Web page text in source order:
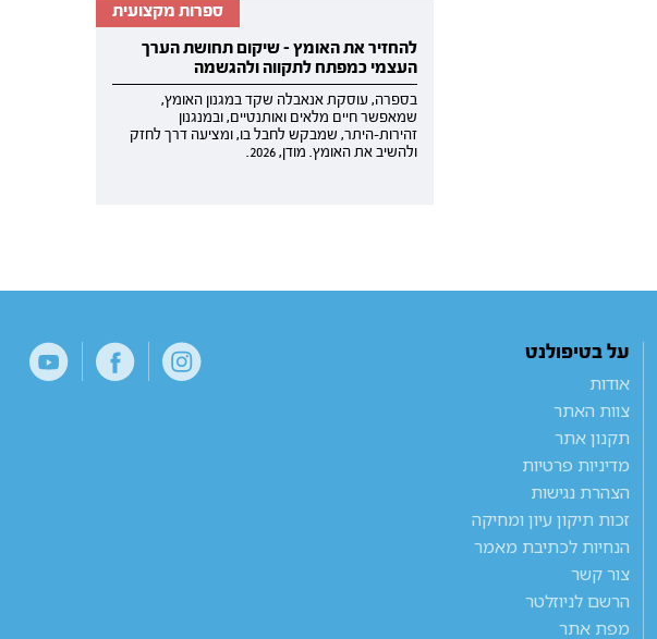
ספרות מקצועית
להחזיר את האומץ - שיקום תחושת הערך
העצמי כמפתח לתקווה ולהגשמה
בספרה, עוסקת אנאבלה שקד במגנון האומץ,
שמאפשר חיים מלאים ואותנטיים, ובמנגנון
זהירות-היתר, שמבקש לחבל בו, ומציעה דרך לחזק
ולהשיב את האומץ. מודן, 2026.
על בטיפולנט
אודות
צוות האתר
תקנון אתר
מדיניות פרטיות
הצהרת נגישות
זכות תיקון עיון ומחיקה
הנחיות לכתיבת מאמר
צור קשר
הרשם לניוזלטר
מפת אתר